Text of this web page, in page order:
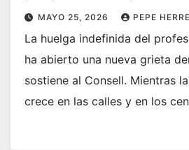
MAYO 25, 2026 PEPE
La huelga indefinida del
ha abierto una nueva grieta
sostiene al Consell. Mientras
crece en las calles y en los